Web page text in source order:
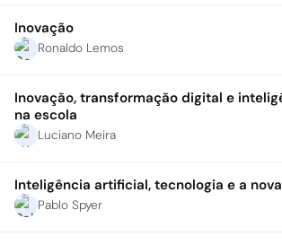
Inovação
Ronaldo Lemos
Inovação, transformação digital e
na escola
Luciano Meira
Inteligência artificial, tecnologia e a
Pablo Spyer